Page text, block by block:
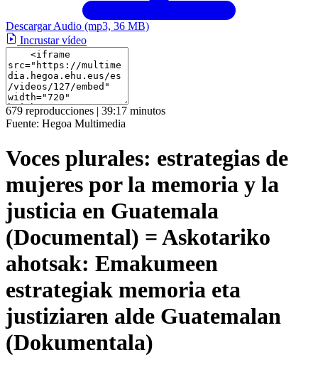
Descargar Audio (mp3, 36 MB)
Incrustar vídeo
679 reproducciones | 39:17 minutos
Fuente: Hegoa Multimedia
Voces plurales: estrategias de
mujeres por la memoria y la
justicia en Guatemala
(Documental) = Askotariko
ahotsak: Emakumeen
estrategiak memoria eta
justiziaren alde Guatemalan
(Dokumentala)